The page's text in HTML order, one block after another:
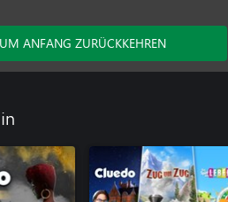
ANFANG ZURÜCKKEHREN